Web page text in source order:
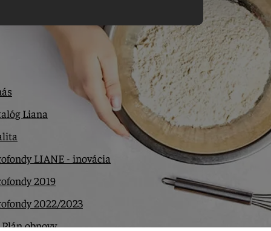
Liana
LIANE - inovácia
2019
2022/2023
obnovy